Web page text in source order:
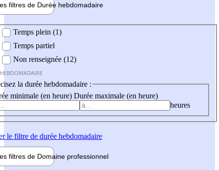
filtres de Durée hebdomadaire
Temps plein (1)
Temps partiel
Non renseignée (12)
la durée hebdomadaire :
minimale (en heure) Durée maximale (en heure)
heures
le filtre de durée hebdomadaire
filtres de Domaine professionnel